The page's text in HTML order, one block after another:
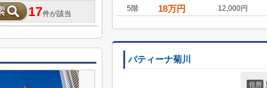
5階
18万円 12,000円
パティーナ菊川
住所
17件が該当